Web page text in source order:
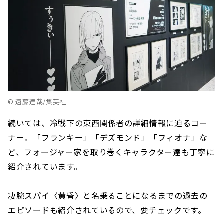
© 遠藤達哉/集英社
続いては、冷戦下の東西関係者の詳細情報に迫るコー
ナー。「フランキー」「デズモンド」「フィオナ」な
ど、フォージャー家を取り巻くキャラクター達も丁寧に
紹介されています。
凄腕スパイ〈黄昏〉と名乗ることになるまでの過去の
エピソードも紹介されているので、要チェックです。